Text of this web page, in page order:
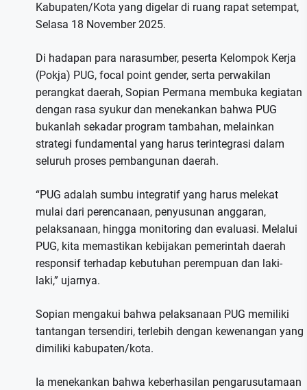
Kabupaten/Kota yang digelar di ruang rapat setempat,
Selasa 18 November 2025.
Di hadapan para narasumber, peserta Kelompok Kerja
(Pokja) PUG, focal point gender, serta perwakilan
perangkat daerah, Sopian Permana membuka kegiatan
dengan rasa syukur dan menekankan bahwa PUG
bukanlah sekadar program tambahan, melainkan
strategi fundamental yang harus terintegrasi dalam
seluruh proses pembangunan daerah.
“PUG adalah sumbu integratif yang harus melekat
mulai dari perencanaan, penyusunan anggaran,
pelaksanaan, hingga monitoring dan evaluasi. Melalui
PUG, kita memastikan kebijakan pemerintah daerah
responsif terhadap kebutuhan perempuan dan laki-
laki,” ujarnya.
Sopian mengakui bahwa pelaksanaan PUG memiliki
tantangan tersendiri, terlebih dengan kewenangan yang
dimiliki kabupaten/kota.
Ia menekankan bahwa keberhasilan pengarusutamaan